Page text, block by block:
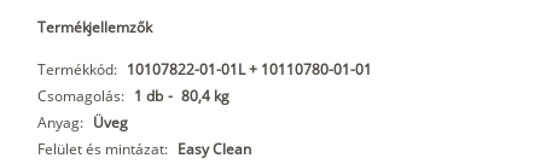
Termékjellemzők
Termékkód: 10107822-01-01L + 10110780-01-01
Csomagolás: 1 db - 80,4 kg
Anyag: Üveg
Felület és mintázat: Easy Clean